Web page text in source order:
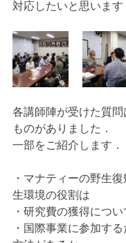
対応したいと思います
各講師陣が受けた質
ものがありました．
一部をご紹介します．
・マナティーの野生
生環境の役割は
・研究費の獲得につい
・国際事業に参加す